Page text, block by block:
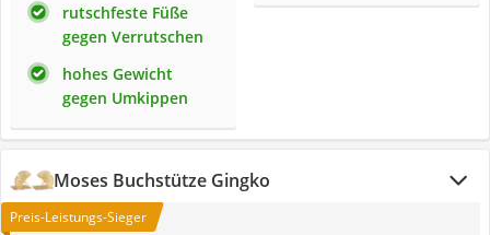
rutschfeste Füße
gegen Verrutschen
hohes Gewicht
gegen Umkippen
Moses Buchstütze Gingko
Preis-Leistungs-Sieger